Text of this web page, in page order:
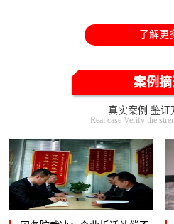
了解更
案例
真实案例 鉴证
Real case Verify the